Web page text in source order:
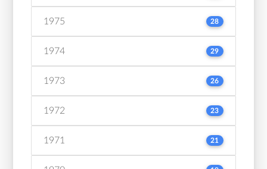
1975 28
1974 29
1973 26
1972 23
1971 21